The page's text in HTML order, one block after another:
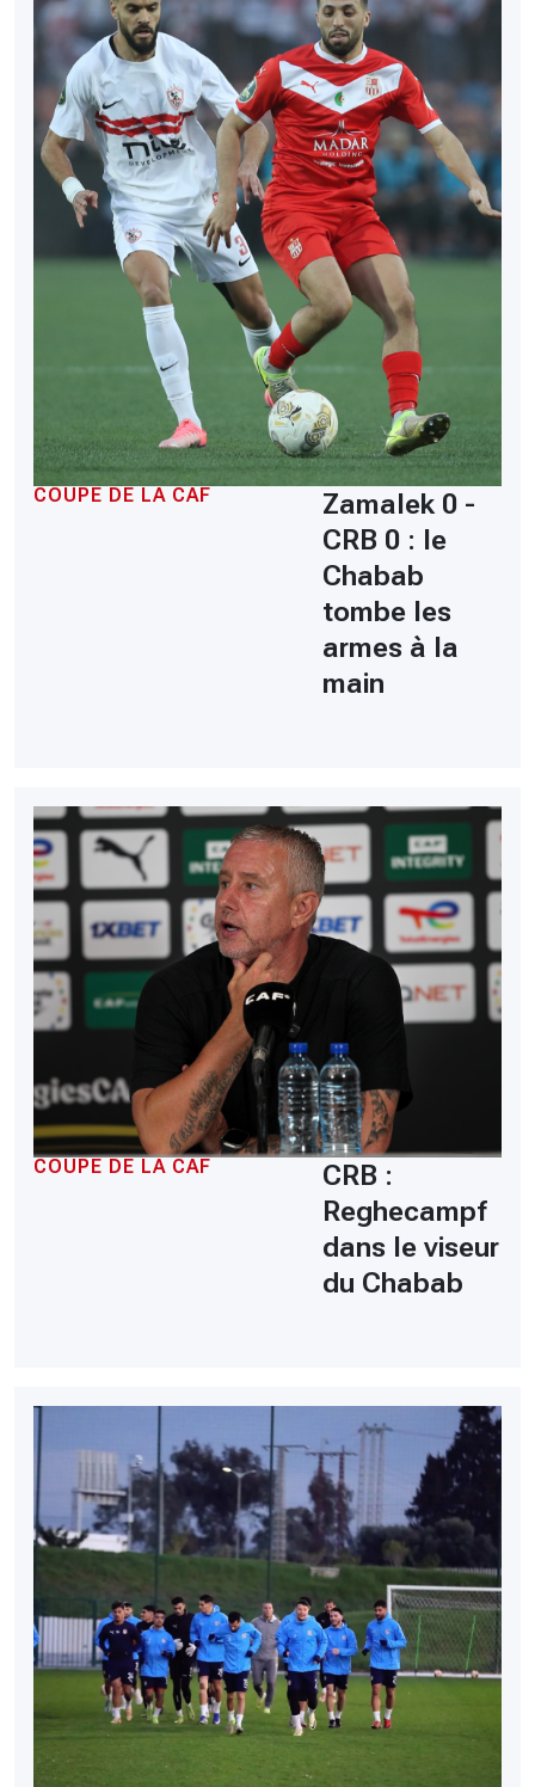
COUPE DE LA CAF
Zamalek 0 -
CRB 0 : le
Chabab
tombe les
armes à la
main
COUPE DE LA CAF
CRB :
Reghecampf
dans le viseur
du Chabab